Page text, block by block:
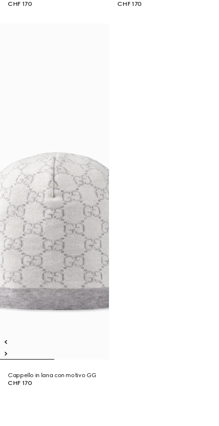
CHF 170
CHF 170
Cappello in lana con motivo GG
CHF 170